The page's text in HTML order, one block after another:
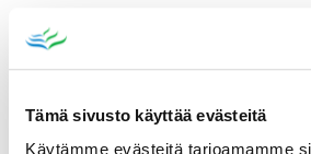
Tämä sivusto käyttää evästeitä
Käytämme evästeitä tarjoamamme
Osallistumismaksu 50€/100€
5983933